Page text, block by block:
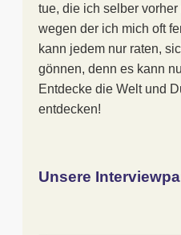
tue, die ich selber
wegen der ich mich oft
kann jedem nur raten,
gönnen, denn es kann
Entdecke die Welt und
entdecken!
Unsere